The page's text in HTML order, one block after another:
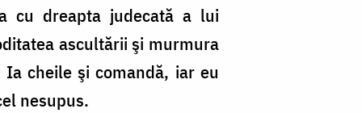
cu dreapta judecată a lui
ascultării şi murmura
cheile şi comandă, iar eu
nesupus.